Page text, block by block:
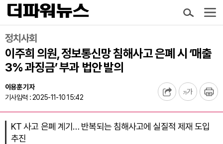
정치사회
이주희 의원, 정보통신망 침해사고 은폐 시 ‘매출
3% 과징금’ 부과 법안 발의
이용훈 기자
기사입력 : 2025-11-10 15:42
KT 사고 은폐 계기… 반복되는 침해사고에 실질적 제재 도입
추진